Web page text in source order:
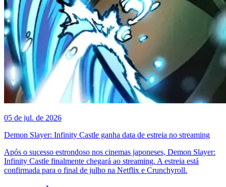
05 de jul. de 2026
Demon Slayer: Infinity Castle ganha data de estreia no streaming
Após o sucesso estrondoso nos cinemas japoneses, Demon Slayer:
Infinity Castle finalmente chegará ao streaming. A estreia está
confirmada para o final de julho na Netflix e Crunchyroll.